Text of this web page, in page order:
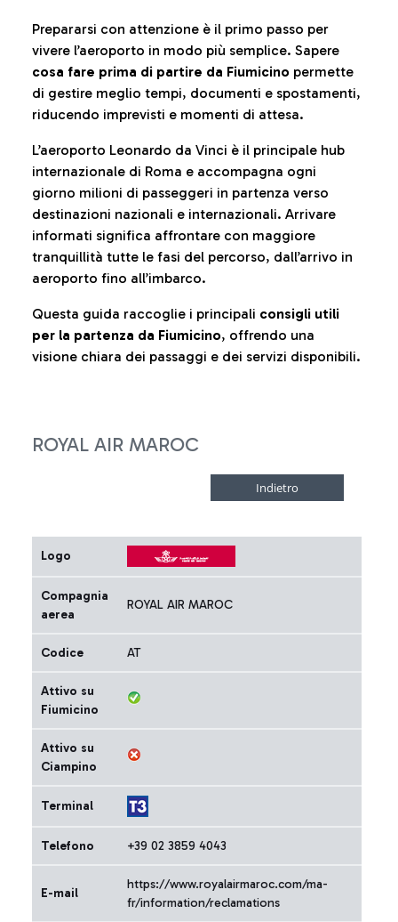
Prepararsi con attenzione è il primo passo per
vivere l’aeroporto in modo più semplice. Sapere
cosa fare prima di partire da Fiumicino permette
di gestire meglio tempi, documenti e spostamenti,
riducendo imprevisti e momenti di attesa.
L’aeroporto Leonardo da Vinci è il principale hub
internazionale di Roma e accompagna ogni
giorno milioni di passeggeri in partenza verso
destinazioni nazionali e internazionali. Arrivare
informati significa affrontare con maggiore
tranquillità tutte le fasi del percorso, dall’arrivo in
aeroporto fino all’imbarco.
Questa guida raccoglie i principali consigli utili
per la partenza da Fiumicino, offrendo una
visione chiara dei passaggi e dei servizi disponibili.
ROYAL AIR MAROC
Logo
Compagnia
aerea
ROYAL AIR MAROC
Codice AT
Attivo su
Fiumicino
Attivo su
Ciampino
Terminal
Telefono +39 02 3859 4043
E-mail
https://www.royalairmaroc.com/ma-
fr/information/reclamations